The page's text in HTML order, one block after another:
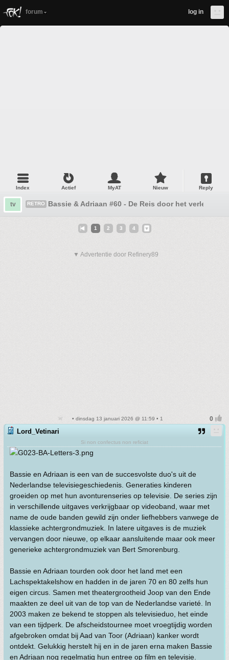
forum log in
Index Actief MyAT Nieuw Reply
tv RETRO Bassie & Adriaan #60 - De Reis door het verleden
1 2 3 4
▼ Advertentie door Refinery89
• dinsdag 13 januari 2026 @ 11:59 • 1
Lord_Vetinari
Si non confectus non reficiat
Bassie en Adriaan is een van de succesvolste duo's uit de
Nederlandse televisiegeschiedenis. Generaties kinderen
groeiden op met hun avonturenseries op televisie. De series zijn
in verschillende uitgaves verkrijgbaar op videoband, waar met
name de oude banden gewild zijn onder liefhebbers vanwege de
klassieke achtergrondmuziek. In latere uitgaves is de muziek
vervangen door nieuwe, op elkaar aansluitende maar ook meer
generieke achtergrondmuziek van Bert Smorenburg.
Bassie en Adriaan tourden ook door het land met een
Lachspektakelshow en hadden in de jaren 70 en 80 zelfs hun
eigen circus. Samen met theatergrootheid Joop van den Ende
maakten ze deel uit van de top van de Nederlandse varieté. In
2003 maken ze bekend te stoppen als televisieduo, het einde
van een tijdperk. De afscheidstournee moet vroegtijdig worden
afgebroken omdat bij Aad van Toor (Adriaan) kanker wordt
ontdekt. Gelukkig herstelt hij en in de jaren erna maken Bassie
en Adriaan nog regelmatig hun entree op film en televisie.